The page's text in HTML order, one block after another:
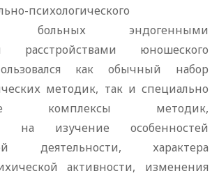
психологического
больных эндогенными
расстройствами юношеского
как обычный набор
методик, так и специально
комплексы методик,
на изучение особенностей
деятельности, характера
активности, изменения